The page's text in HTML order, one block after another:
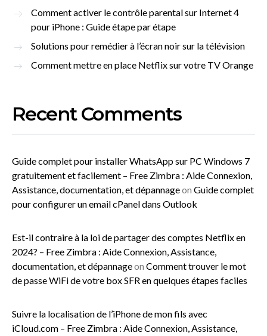
Comment activer le contrôle parental sur Internet 4
pour iPhone : Guide étape par étape
Solutions pour remédier à l’écran noir sur la télévision
Comment mettre en place Netflix sur votre TV Orange
Recent Comments
Guide complet pour installer WhatsApp sur PC Windows 7
gratuitement et facilement – Free Zimbra : Aide Connexion,
Assistance, documentation, et dépannageon Guide complet
pour configurer un email cPanel dans Outlook
Est-il contraire à la loi de partager des comptes Netflix en
2024? – Free Zimbra : Aide Connexion, Assistance,
documentation, et dépannageon Comment trouver le mot
de passe WiFi de votre box SFR en quelques étapes faciles
Suivre la localisation de l’iPhone de mon fils avec
iCloud.com – Free Zimbra : Aide Connexion, Assistance,